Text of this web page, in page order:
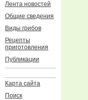
Лента новостей
Общие сведения
Виды грибов
Рецепты
приготовления
Публикации
Карта сайта
Поиск